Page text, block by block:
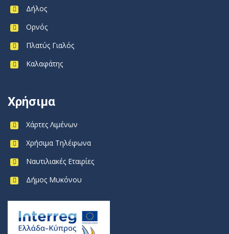
Δήλος
Ορνός
Πλατύς Γιαλός
Καλαφάτης
Χρήσιμα
Χάρτες Λιμένων
Χρήσιμα Τηλέφωνα
Ναυτιλιακές Εταιρίες
Δήμος Μυκόνου